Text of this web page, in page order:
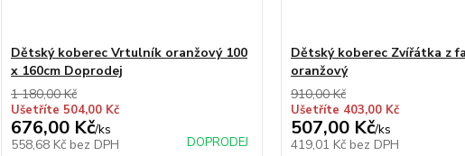
Dětský koberec Vrtulník oranžový 100
x 160cm Doprodej
1 180,00 Kč
Ušetříte 504,00 Kč
676,00 Kč/ks
558,68 Kč bez DPH DOPRODEJ
Dětský koberec Zvířátka z
oranžový
910,00 Kč
Ušetříte 403,00 Kč
507,00 Kč/ks
419,01 Kč bez DPH